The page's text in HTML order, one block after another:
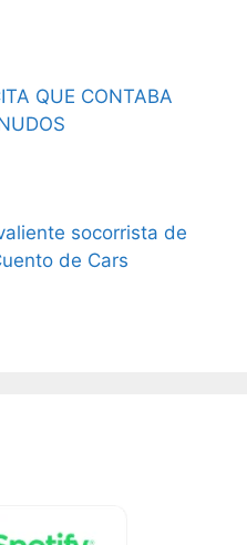
QUE CONTABA
socorrista de
de Cars